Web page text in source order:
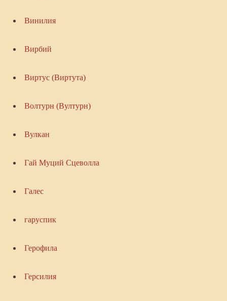
Винилия
Вирбий
Виртус (Виртута)
Волтурн (Вултурн)
Вулкан
Гай Муций Сцеволла
Галес
гаруспик
Герофила
Герсилия